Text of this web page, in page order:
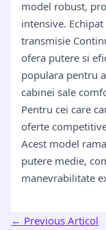
model robust,
intensive.
transmisie
ofera putere si
populara pentru
cabinei sale
Pentru cei care
oferte
Acest model
putere medie,
manevrabilitate
← Previous Articol